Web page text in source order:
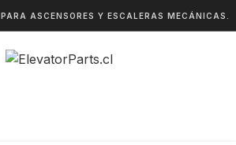
ASCENSORES Y ESCALERAS MECÁNICAS.